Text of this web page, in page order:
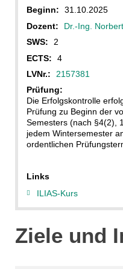
Beginn:
31.10.2025
Dozent:
Dr.-Ing.
SWS:
2
ECTS:
4
LVNr.:
2157381
Prüfung:
Die Erfolgskontrolle
Prüfung zu Beginn der
Semesters (nach §4(2),
jedem Wintersemester
ordentlichen
Links
ILIAS-Kurs
Ziele und